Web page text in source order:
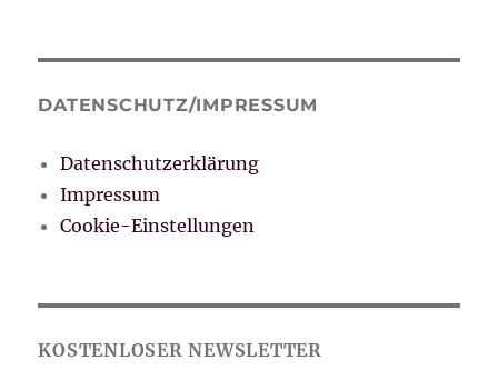
DATENSCHUTZ/IMPRESSUM
Datenschutzerklärung
Impressum
Cookie-Einstellungen